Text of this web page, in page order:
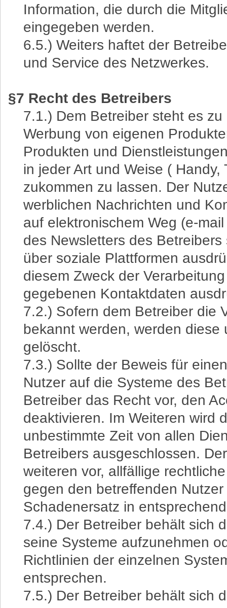
Information, die durch die
eingegeben werden.
6.5.) Weiters haftet der
und Service des Netzwerkes.
§7 Recht des Betreibers
7.1.) Dem Betreiber steht es
Werbung von eigenen
Produkten und
in jeder Art und Weise (
zukommen zu lassen. Der
werblichen Nachrichten und
auf elektronischem Weg (e-
des Newsletters des
über soziale Plattformen
diesem Zweck der
gegebenen Kontaktdaten
7.2.) Sofern dem Betreiber die
bekannt werden, werden
gelöscht.
7.3.) Sollte der Beweis für
Nutzer auf die Systeme des
Betreiber das Recht vor, den
deaktivieren. Im Weiteren wird
unbestimmte Zeit von allen
Betreibers ausgeschlossen.
weiteren vor, allfällige
gegen den betreffenden
Schadenersatz in
7.4.) Der Betreiber behält sich
seine Systeme aufzunehmen
Richtlinien der einzelnen
entsprechen.
7.5.) Der Betreiber behält sich